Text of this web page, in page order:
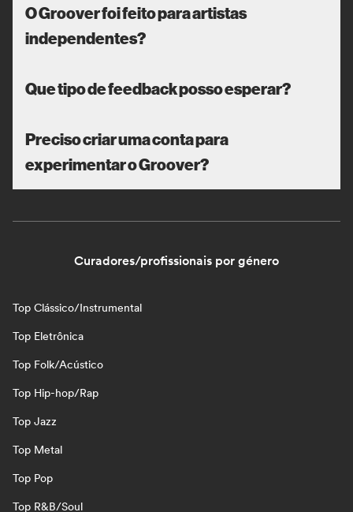
O Groover foi feito para artistas
independentes?
Que tipo de feedback posso esperar?
Preciso criar uma conta para
experimentar o Groover?
Curadores/profissionais por género
Top Clássico/Instrumental
Top Eletrônica
Top Folk/Acústico
Top Hip-hop/Rap
Top Jazz
Top Metal
Top Pop
Top R&B/Soul